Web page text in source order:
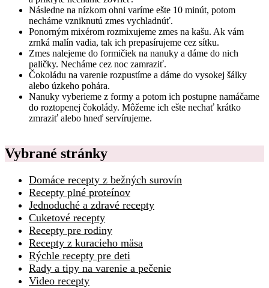
Následne na nízkom ohni varíme ešte 10 minút, potom
necháme vzniknutú zmes vychladnúť.
Ponorným mixérom rozmixujeme zmes na kašu. Ak vám
zrnká malín vadia, tak ich prepasírujeme cez sítku.
Zmes nalejeme do formičiek na nanuky a dáme do nich
paličky. Necháme cez noc zamraziť.
Čokoládu na varenie rozpustíme a dáme do vysokej šálky
alebo úzkeho pohára.
Nanuky vyberieme z formy a potom ich postupne namáčame
do roztopenej čokolády. Môžeme ich ešte nechať krátko
zmraziť alebo hneď servírujeme.
Vybrané stránky
Domáce recepty z bežných surovín
Recepty plné proteínov
Jednoduché a zdravé recepty
Cuketové recepty
Recepty pre rodiny
Recepty z kuracieho mäsa
Rýchle recepty pre deti
Rady a tipy na varenie a pečenie
Video recepty